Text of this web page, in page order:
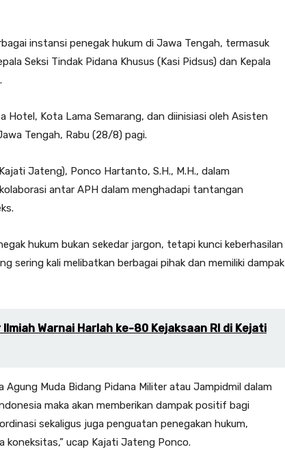
instansi penegak hukum di Jawa Tengah, termasuk
Seksi Tindak Pidana Khusus (Kasi Pidsus) dan Kepala
Hotel, Kota Lama Semarang, dan diinisiasi oleh Asisten
Tengah, Rabu (28/8) pagi.
Jateng), Ponco Hartanto, S.H., M.H., dalam
antar APH dalam menghadapi tantangan
hukum bukan sekedar jargon, tetapi kunci keberhasilan
sering kali melibatkan berbagai pihak dan memiliki dampak
Ilmiah Warnai Harlah ke-80 Kejaksaan RI di Kejati
Muda Bidang Pidana Militer atau Jampidmil dalam
maka akan memberikan dampak positif bagi
sekaligus juga penguatan penegakan hukum,
koneksitas,” ucap Kajati Jateng Ponco.